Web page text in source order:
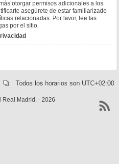
otorgar permisos adicionales a los
asegúrete de estar familiarizado
relacionadas. Por favor, lee las
por el sitio.
Todos los horarios son UTC+02:00
Real Madrid. - 2026